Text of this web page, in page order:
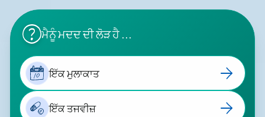
ਮੈਨੂੰ ਮਦਦ ਦੀ ਲੋੜ ਹੈ ...
10 ਇੱਕ ਮੁਲਾਕਾਤ
ਇੱਕ ਤਜਵੀਜ਼